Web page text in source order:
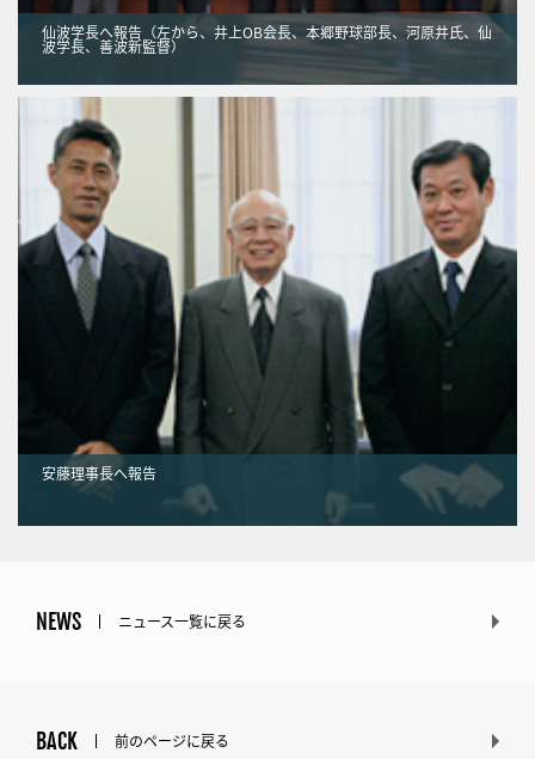
仙波学長へ報告（左から、井上OB会長、本郷野球部長、河原井氏、仙
波学長、善波新監督）
安藤理事長へ報告
NEWS ニュース一覧に戻る
BACK 前のページに戻る